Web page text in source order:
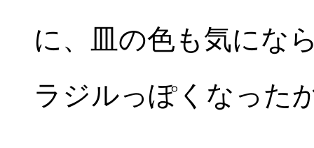
に、皿の色も気にな
ラジルっぽくなった